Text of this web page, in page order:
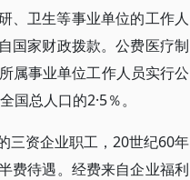
、卫生等事业单位的工作人
国家财政拨款。公费医疗制
属事业单位工作人员实行公
总人口的2·5％。
三资企业职工，20世纪60年
费待遇。经费来自企业福利